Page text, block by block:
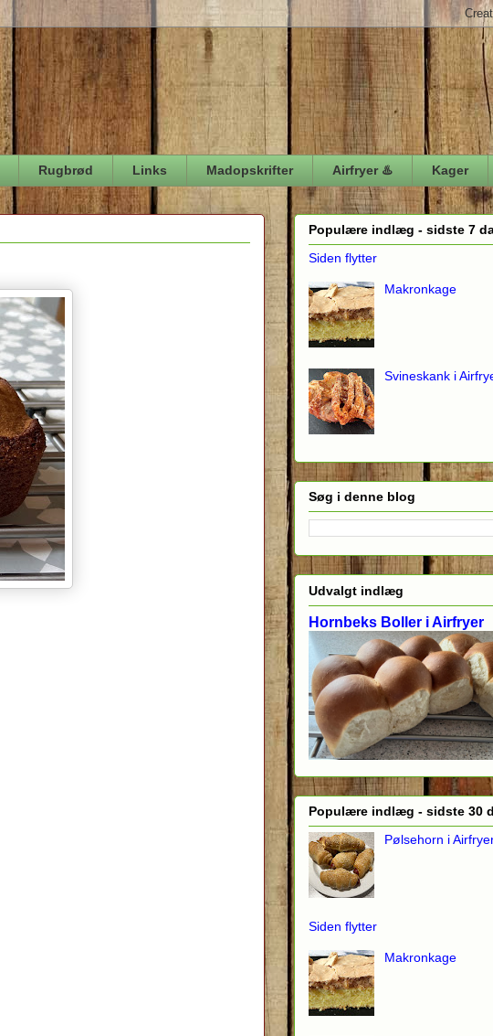
Rugbrød Links Madopskrifter Airfryer ♨️ Kager
Populære indlæg - sidste 7
Siden flytter
Makronkage
Svineskank i
Søg i denne blog
Udvalgt indlæg
Hornbeks Boller i Airfryer
Populære indlæg - sidste 30
Pølsehorn i
Siden flytter
Makronkage